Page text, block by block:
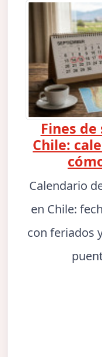
Fines
Chile:
Calendario
en Chile:
con feriados